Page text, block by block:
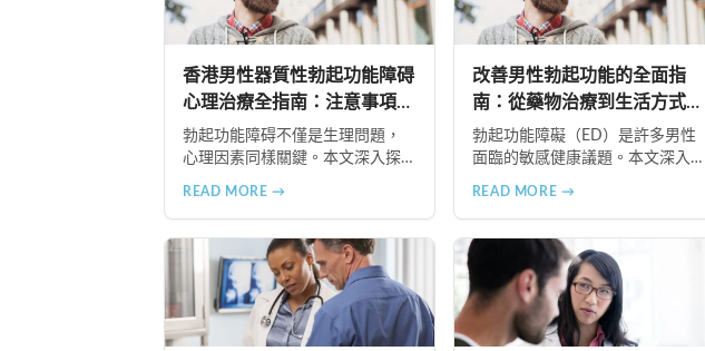
項說明。
代建議，幫助改善勃起功能並維
護整體健康。
香港男性器質性勃起功能障碍
心理治療全指南：注意事項與
治療要點
勃起功能障碍不僅是生理問題，
心理因素同樣關鍵。本文深入探
項，包括正確看待疾病、尋找合
適治療師、建立信賴關係、全情
投入治療、保持恆心與隱私保護
等六大要點，幫助患者更好地恢
復性功能健康。
READ MORE →
改善男性勃起功能的全面指
南：從藥物治療到生活方式調
整
勃起功能障礙（ED）是許多男性
面臨的敏感健康議題。本文深入
知行為療法、生活方式調整、物
理與替代療法（如低能量體外震
波治療），以及手術治療選項。
在香港完善的醫療體系下，及早
尋求專業協助並採取積極主動的
態度，配合規律運動、健康飲食
READ MORE →